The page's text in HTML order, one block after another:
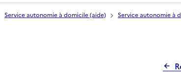
Service autonomie à domicile (aide) Service autonomie à